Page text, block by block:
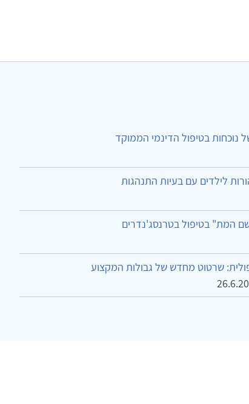
נוכחות בטיפול הדינמי הממוקד
לילדים עם בעיות התנהגות
המת" בטיפול בטרנסג'נדרים
שרטוט מחדש של גבולות המקצוע